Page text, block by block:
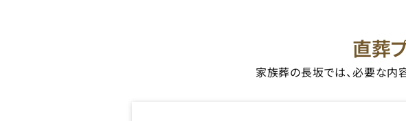
直葬
家族葬の長坂では、必要な内